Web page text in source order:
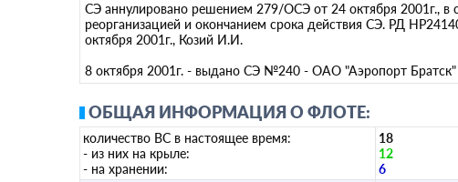
СЭ аннулировано решением 279/ОСЭ от 24 октября 2001г., в
реорганизацией и окончанием срока действия СЭ. РД
октября 2001г., Козий И.И.
8 октября 2001г. - выдано СЭ №240 - ОАО "Аэропорт Братск"
ОБЩАЯ ИНФОРМАЦИЯ О ФЛОТЕ:
количество ВС в настоящее время:
- из них на крыле:
- на хранении:
18
12
6